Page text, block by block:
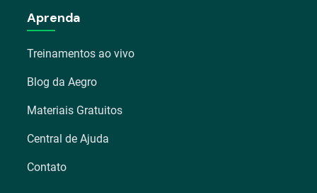
Aprenda
Treinamentos ao vivo
Blog da Aegro
Materiais Gratuitos
Central de Ajuda
Contato